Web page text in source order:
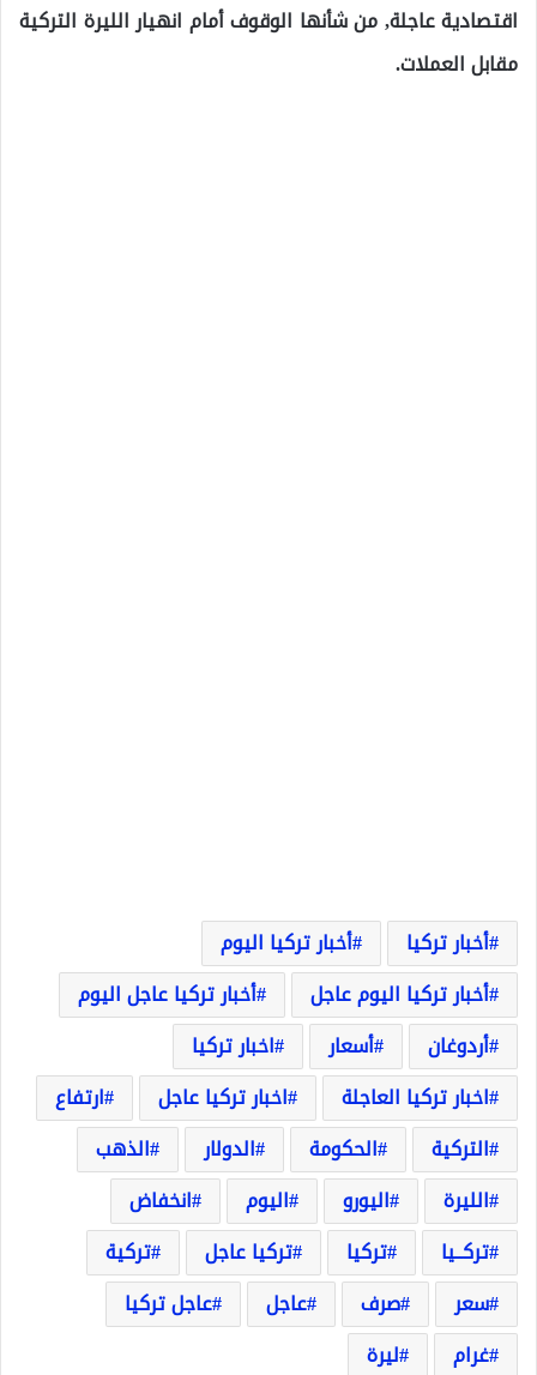
اقتصادية عاجلة, من شأنها الوقوف أمام انهيار الليرة التركية
مقابل العملات.
أخبار تركيا
أخبار تركيا اليوم
أخبار تركيا اليوم عاجل
أخبار تركيا عاجل اليوم
أردوغان
أسعار
اخبار تركيا
اخبار تركيا العاجلة
اخبار تركيا عاجل
ارتفاع
التركية
الحكومة الدولار
الذهب
الليرة
اليورو اليوم
انخفاض
تركــيا
تركيا تركيا عاجل
تركية
سعر
صرف عاجل
عاجل تركيا
غرام
ليرة